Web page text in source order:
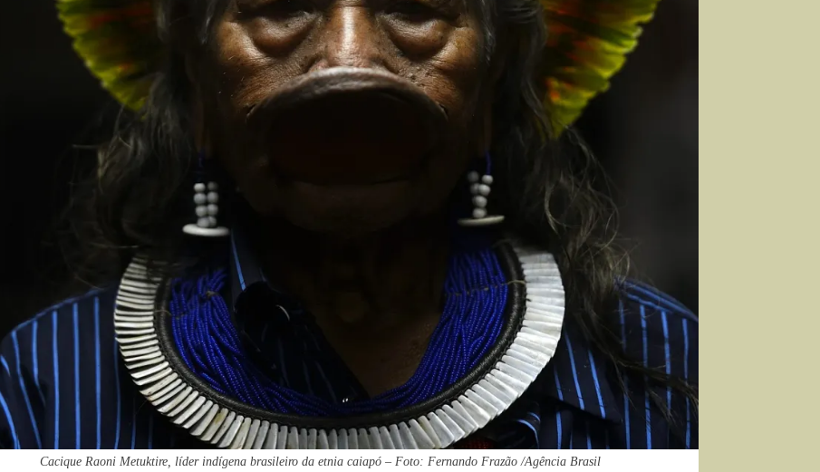
Cacique Raoni Metuktire, líder indígena brasileiro da etnia caiapó – Foto: Fernando Frazão /Agência Brasil